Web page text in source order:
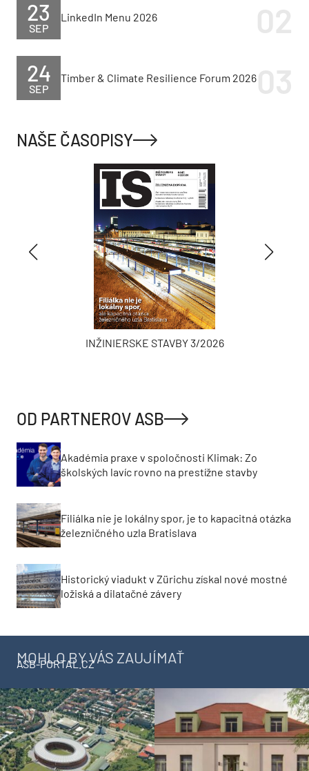
SEP
23 LinkedIn Menu 2026
SEP
24 Timber & Climate Resilience Forum 2026
NAŠE ČASOPISY
INŽINIERSKE STAVBY 3/2026
OD PARTNEROV ASB
Akadémia praxe v spoločnosti Klimak: Zo
školských lavíc rovno na prestížne stavby
Filiálka nie je lokálny spor, je to kapacitná otázka
železničného uzla Bratislava
Historický viadukt v Zürichu získal nové mostné
ložiská a dilatačné závery
MOHLO BY VÁS ZAUJÍMAŤ
ASB-PORTAL.CZ